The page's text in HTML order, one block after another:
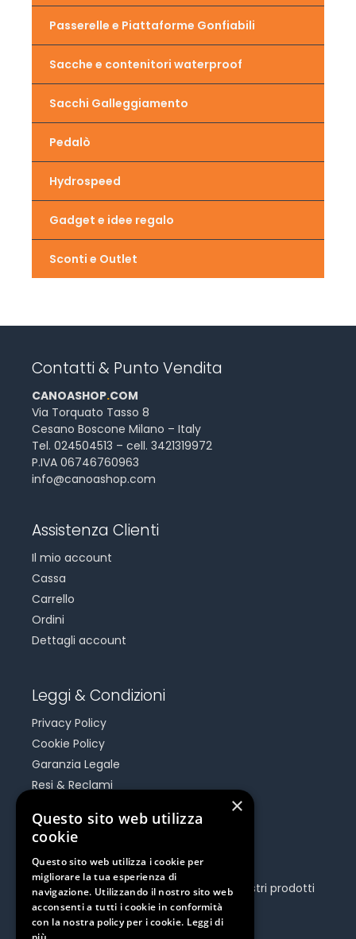
Passerelle e Piattaforme Gonfiabili
Sacche e contenitori waterproof
Sacchi Galleggiamento
Pedalò
Hydrospeed
Gadget e idee regalo
Sconti e Outlet
Contatti & Punto Vendita
CANOASHOP.COM
Via Torquato Tasso 8
Cesano Boscone Milano – Italy
Tel. 024504513 – cell. 3421319972
P.IVA 06746760963
info@canoashop.com
Assistenza Clienti
Il mio account
Cassa
Carrello
Ordini
Dettagli account
Leggi & Condizioni
Privacy Policy
Cookie Policy
Garanzia Legale
Resi & Reclami
Be Social
Seguici e rimani aggiornato su tutti i nostri prodotti
e iniziative.
×
Questo sito web utilizza
cookie
Questo sito web utilizza i cookie per
migliorare la tua esperienza di
navigazione. Utilizzando il nostro sito web
acconsenti a tutti i cookie in conformità
con la nostra policy per i cookie. Leggi di